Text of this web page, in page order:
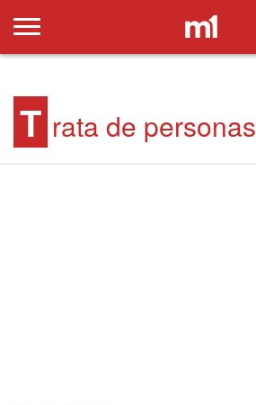
T rata de personas